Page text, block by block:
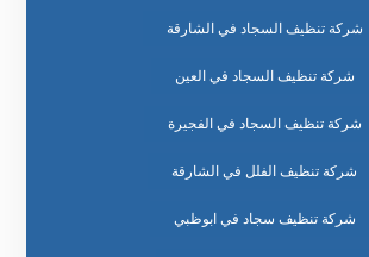
شركة تنظيف السجاد في الشارقة
شركة تنظيف السجاد في العين
شركة تنظيف السجاد في الفجيرة
شركة تنظيف الفلل في الشارقة
شركة تنظيف سجاد في ابوظبي